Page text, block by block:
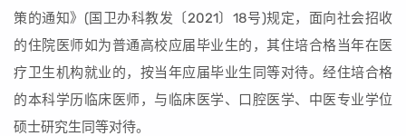
策的通知》(国卫办科教发〔2021〕18号)规定，面向社会招收
的住院医师如为普通高校应届毕业生的，其住培合格当年在医
疗卫生机构就业的，按当年应届毕业生同等对待。经住培合格
的本科学历临床医师，与临床医学、口腔医学、中医专业学位
硕士研究生同等对待。